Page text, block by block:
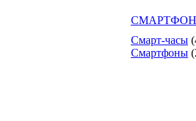
Смарт-часы
Смартфоны